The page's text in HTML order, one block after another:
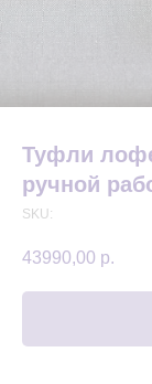
Туфли
ручной
SKU:
43990,00 р.